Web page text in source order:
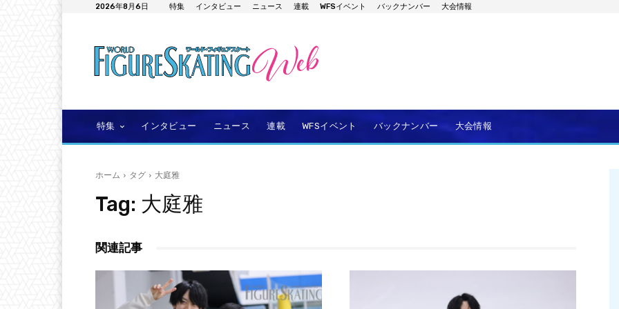
2026年8月6日 特集 インタビュー ニュース 連載 WFSイベント バックナンバー 大会情報
特集 インタビュー ニュース 連載 WFSイベント バックナンバー 大会情報
ホーム タグ 大庭雅
Tag: 大庭雅
関連記事